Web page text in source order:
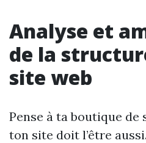
Analyse et
de la
site web
Pense à ta boutique de
ton site doit l’être